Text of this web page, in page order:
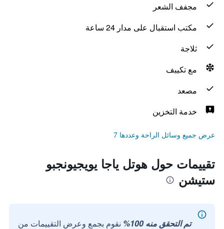
مجفف الشعر
مكتب استقبال على مدار 24 ساعة
ثلاجة
مع تكييف
مصعد
خدمة التخزين
عرض جميع وسائل الراحة وعددها 7
تقييمات حول هوتل ياجا يويجيونجبو
ستيشن
تم التحقق منه 100% نقوم بجمع وعرض التقييمات من